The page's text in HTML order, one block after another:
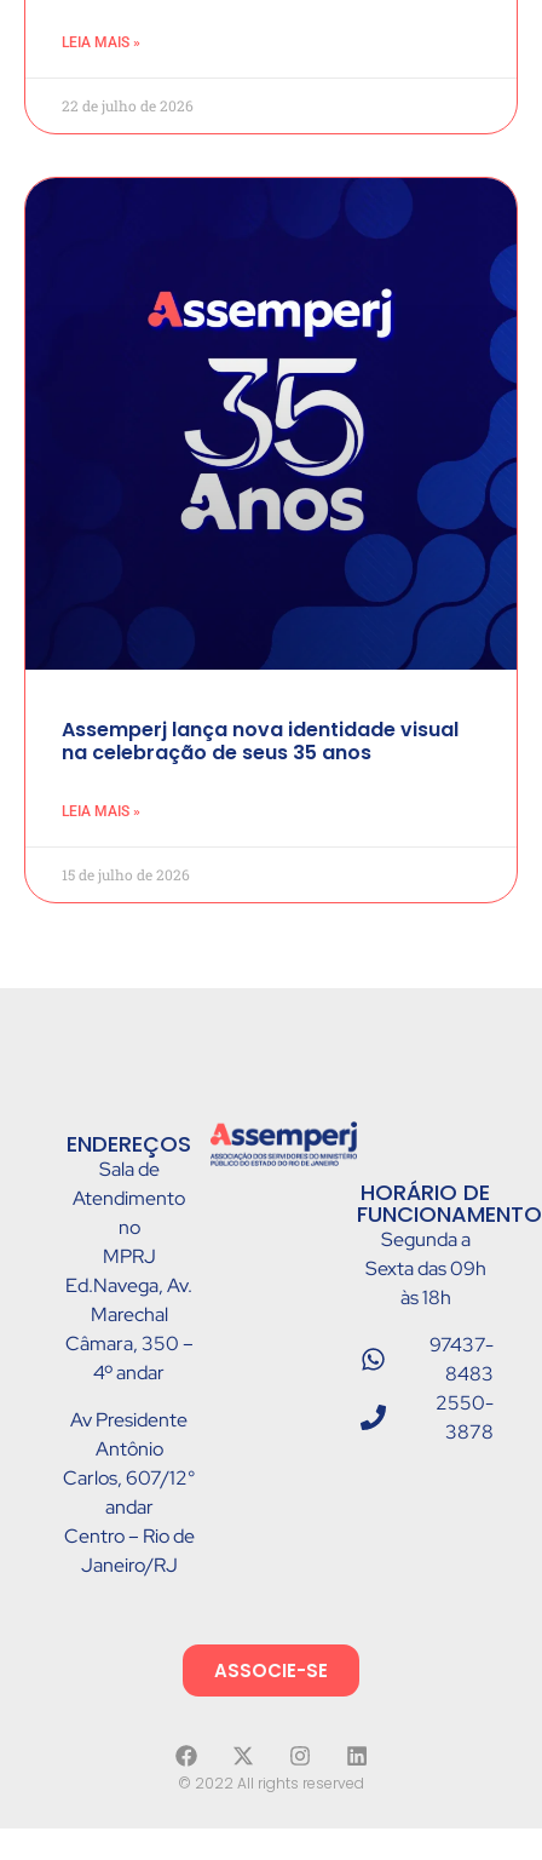
LEIA MAIS »
22 de julho de 2026
Assemperj lança nova identidade visual
na celebração de seus 35 anos
LEIA MAIS »
15 de julho de 2026
ENDEREÇOS
Sala de
Atendimento
no
MPRJ
Ed.Navega, Av.
Marechal
Câmara, 350 –
4º andar
Av Presidente
Antônio
Carlos, 607/12°
andar
Centro – Rio de
Janeiro/RJ
HORÁRIO DE
Segunda a
Sexta das 09h
às 18h
97437-
8483
2550-
3878
ASSOCIE-SE
© 2022 All rights reserved